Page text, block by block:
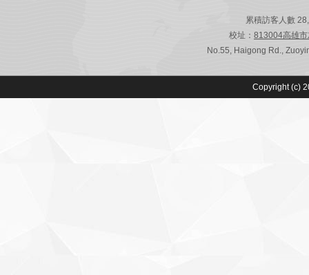
累積訪客人數
校址： 813004高雄
No.55, Haigong Rd.,
Copyright (c)